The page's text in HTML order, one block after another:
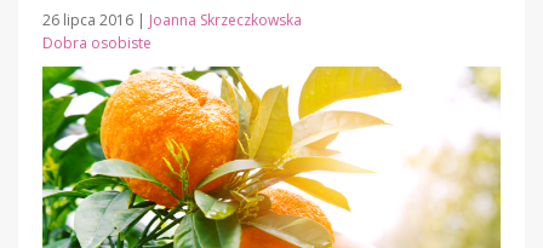
26 lipca 2016 | Joanna Skrzeczkowska
Dobra osobiste